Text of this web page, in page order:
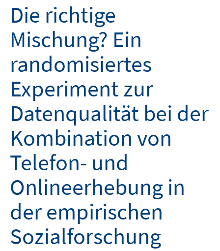
Die richtige
Mischung? Ein
randomisiertes
Experiment zur
Datenqualität bei der
Kombination von
Telefon- und
Onlineerhebung in
der empirischen
Sozialforschung